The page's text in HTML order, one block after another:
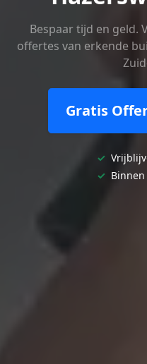
Bespaar tijd en geld.
offertes van erkende
Gratis
✓
✓